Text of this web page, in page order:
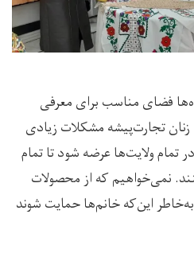
فضای مناسب برای معرفی
تجارت‌پیشه مشکلات زیادی
تمام ولایت‌ها عرضه شود تا تمام
نمی‌خواهیم که از محصولات
این‌که خانم‌ها حمایت شوند